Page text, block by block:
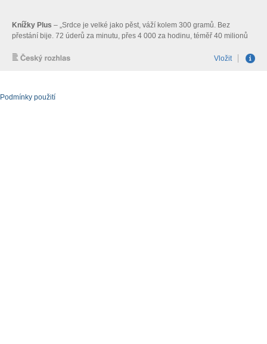
Podmínky použití